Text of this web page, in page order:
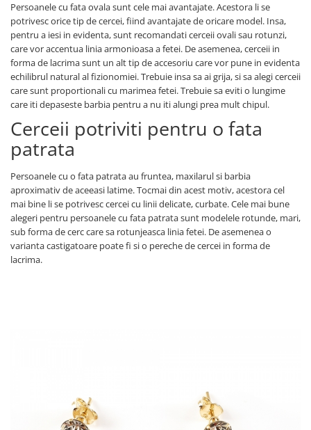
Persoanele cu fata ovala sunt cele mai avantajate. Acestora li se
potrivesc orice tip de cercei, fiind avantajate de oricare model. Insa,
pentru a iesi in evidenta, sunt recomandati cerceii ovali sau rotunzi,
care vor accentua linia armonioasa a fetei. De asemenea, cerceii in
forma de lacrima sunt un alt tip de accesoriu care vor pune in evidenta
echilibrul natural al fizionomiei. Trebuie insa sa ai grija, si sa alegi cerceii
care sunt proportionali cu marimea fetei. Trebuie sa eviti o lungime
care iti depaseste barbia pentru a nu iti alungi prea mult chipul.
Cerceii potriviti pentru o fata
patrata
Persoanele cu o fata patrata au fruntea, maxilarul si barbia
aproximativ de aceeasi latime. Tocmai din acest motiv, acestora cel
mai bine li se potrivesc cercei cu linii delicate, curbate. Cele mai bune
alegeri pentru persoanele cu fata patrata sunt modelele rotunde, mari,
sub forma de cerc care sa rotunjeasca linia fetei. De asemenea o
varianta castigatoare poate fi si o pereche de cercei in forma de
lacrima.